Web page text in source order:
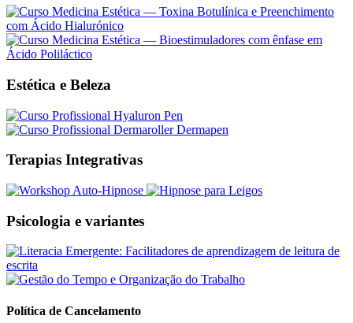
Estética e Beleza
Terapias Integrativas
Psicologia e variantes
Política de Cancelamento